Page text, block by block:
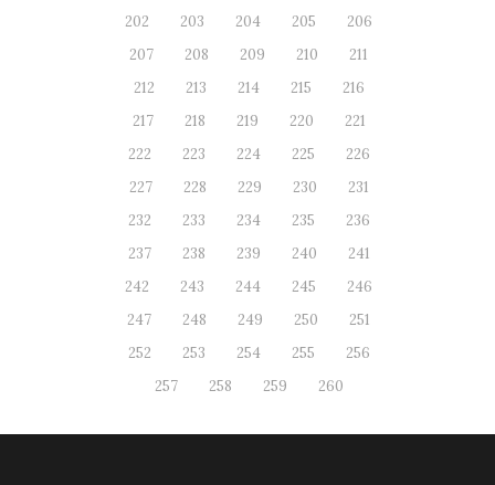
202
203 204 205
206
207
208 209 210
211
212
213 214 215
216
217
218 219 220
221
222
223 224 225
226
227
228 229 230
231
232
233 234 235
236
237
238 239 240
241
242
243 244 245
246
247
248 249 250
251
252
253 254 255
256
257
258 259 260